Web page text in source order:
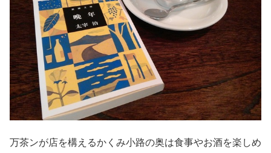
万茶ンが店を構えるかくみ小路の奥は食事やお酒を楽しめ